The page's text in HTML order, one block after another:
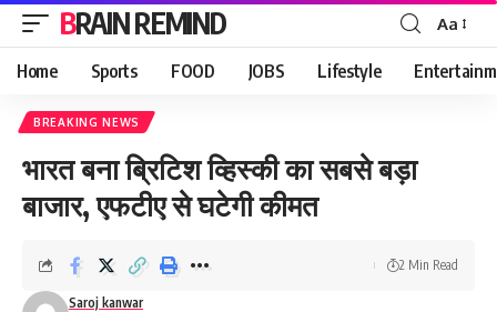
BRAIN REMIND
Font
Resizer
Aa
Home Sports FOOD JOBS Lifestyle
BREAKING NEWS
भारत बना ब्रिटिश व्हिस्की का सबसे बड़ा
बाजार, एफटीए से घटेगी कीमत
Saroj kanwar
2 Min Read